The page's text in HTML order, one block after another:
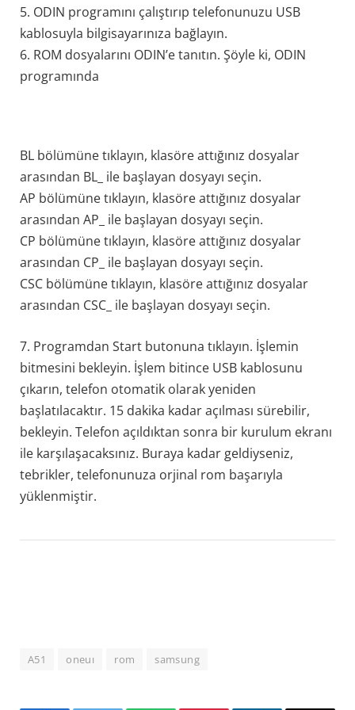
5. ODIN programını çalıştırıp telefonunuzu USB
kablosuyla bilgisayarınıza bağlayın.
6. ROM dosyalarını ODIN’e tanıtın. Şöyle ki, ODIN
programında
BL bölümüne tıklayın, klasöre attığınız dosyalar
arasından BL_ ile başlayan dosyayı seçin.
AP bölümüne tıklayın, klasöre attığınız dosyalar
arasından AP_ ile başlayan dosyayı seçin.
CP bölümüne tıklayın, klasöre attığınız dosyalar
arasından CP_ ile başlayan dosyayı seçin.
CSC bölümüne tıklayın, klasöre attığınız dosyalar
arasından CSC_ ile başlayan dosyayı seçin.
7. Programdan Start butonuna tıklayın. İşlemin
bitmesini bekleyin. İşlem bitince USB kablosunu
çıkarın, telefon otomatik olarak yeniden
başlatılacaktır. 15 dakika kadar açılması sürebilir,
bekleyin. Telefon açıldıktan sonra bir kurulum ekranı
ile karşılaşacaksınız. Buraya kadar geldiyseniz,
tebrikler, telefonunuza orjinal rom başarıyla
yüklenmiştir.
A51 oneuı rom samsung